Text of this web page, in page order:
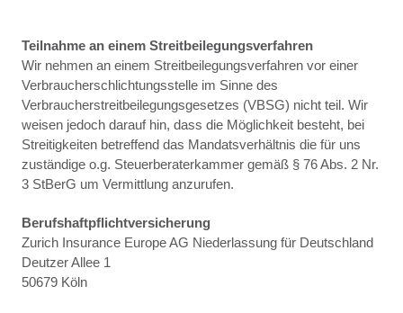
Teilnahme an einem Streitbeilegungsverfahren
Wir nehmen an einem Streitbeilegungsverfahren vor einer
Verbraucherschlichtungsstelle im Sinne des
Verbraucherstreitbeilegungsgesetzes (VBSG) nicht teil. Wir
weisen jedoch darauf hin, dass die Möglichkeit besteht, bei
Streitigkeiten betreffend das Mandatsverhältnis die für uns
zuständige o.g. Steuerberaterkammer gemäß § 76 Abs. 2 Nr.
3 StBerG um Vermittlung anzurufen.
Berufshaftpflichtversicherung
Zurich Insurance Europe AG Niederlassung für Deutschland
Deutzer Allee 1
50679 Köln